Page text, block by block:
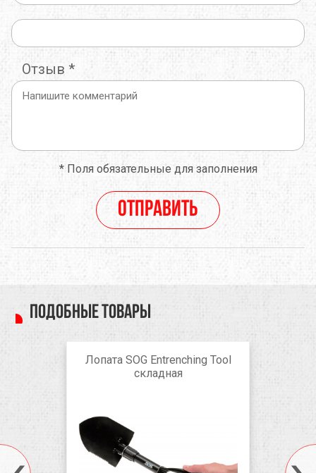
Отзыв *
*Поля обязательные для заполнения
Отправить
Подобные товары
Лопата SOG Entrenching Tool
складная